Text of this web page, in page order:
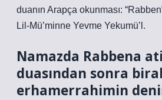
duanın Arapça okunması:
Lil-Mü’minne Yevme Yekumü’l.
Namazda Rabbena
duasından sonra
erhamerrahimin